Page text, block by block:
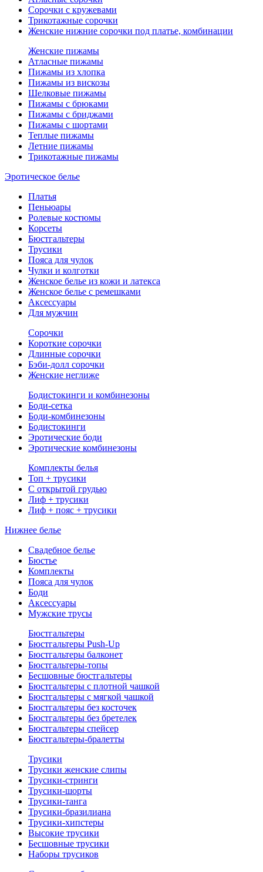
Сорочки с кружевами
Трикотажные сорочки
Женские нижние сорочки под платье, комбинации
Женские пижамы
Атласные пижамы
Пижамы из хлопка
Пижамы из вискозы
Шелковые пижамы
Пижамы с брюками
Пижамы с бриджами
Пижамы с шортами
Теплые пижамы
Летние пижамы
Трикотажные пижамы
Эротическое белье
Платья
Пеньюары
Ролевые костюмы
Корсеты
Бюстгальтеры
Трусики
Пояса для чулок
Чулки и колготки
Женское белье из кожи и латекса
Женское белье с ремешками
Аксессуары
Для мужчин
Сорочки
Короткие сорочки
Длинные сорочки
Бэби-долл сорочки
Женские неглиже
Бодистокинги и комбинезоны
Боди-сетка
Боди-комбинезоны
Бодистокинги
Эротические боди
Эротические комбинезоны
Комплекты белья
Топ + трусики
С открытой грудью
Лиф + трусики
Лиф + пояс + трусики
Нижнее белье
Свадебное белье
Бюстье
Комплекты
Пояса для чулок
Боди
Аксессуары
Мужские трусы
Бюстгальтеры
Бюстгальтеры Push-Up
Бюстгальтеры балконет
Бюстгальтеры-топы
Бесшовные бюстгальтеры
Бюстгальтеры с плотной чашкой
Бюстгальтеры с мягкой чашкой
Бюстгальтеры без косточек
Бюстгальтеры без бретелек
Бюстгальтеры спейсер
Бюстгальтеры-бралетты
Трусики
Трусики женские слипы
Трусики-стринги
Трусики-шорты
Трусики-танга
Трусики-бразилиана
Трусики-хипстеры
Высокие трусики
Бесшовные трусики
Наборы трусиков